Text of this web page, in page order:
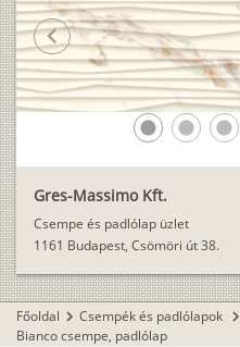
Gres-Massimo Kft.
Csempe és padlólap üzlet
1161 Budapest, Csömöri út 38.
lens lens lens
chevron_left
Főoldal chevron_right Csempék és padlólapok chevron_right
Bianco csempe, padlólap